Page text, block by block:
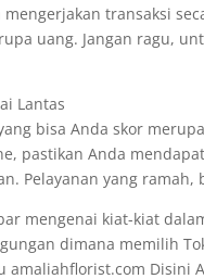
transaksi
uang. Jangan ragu,
Lantas
bisa Anda skor
pastikan Anda
Pelayanan yang
mengenai kiat-kiat
dimana memilih
amaliahflorist.com Disini